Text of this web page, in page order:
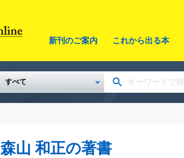
新刊のご案内 これから出る本
森山 和正の著書